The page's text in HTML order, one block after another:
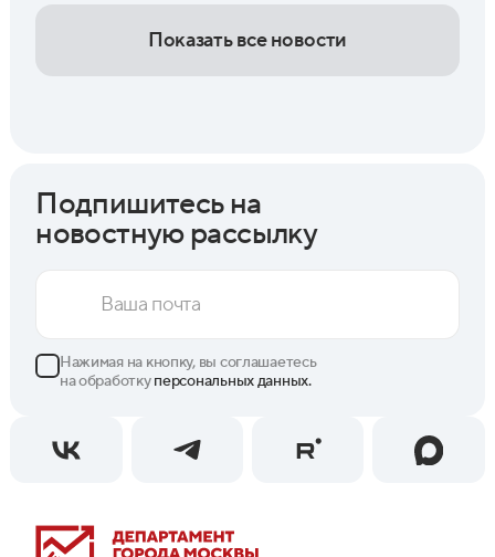
Показать все новости
Подпишитесь на
новостную рассылку
Нажимая на кнопку, вы соглашаетесь
на обработкуперсональных данных.